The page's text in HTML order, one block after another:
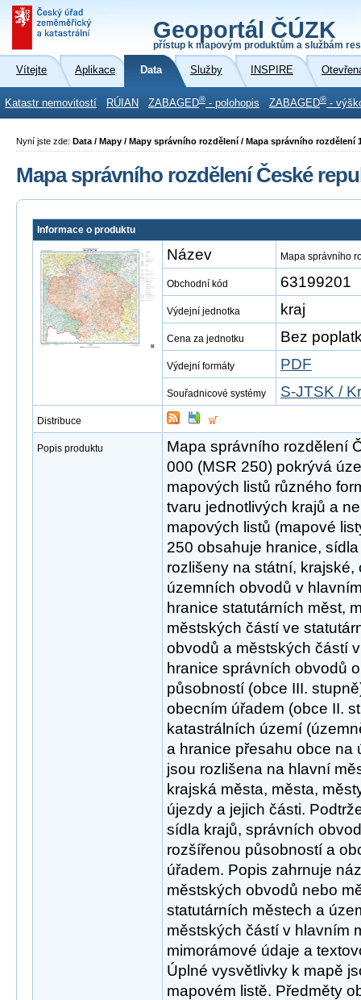
Geoportál ČÚZK
přístup k mapovým produktům a službám
Vítejte Aplikace Data Služby INSPIRE
Katastr nemovitostí RÚIAN ZABAGED® - polohopis ZABAGED® -
Nyní jste zde: Data / Mapy / Mapy správního rozdělení / Mapa správního rozdělení
Mapa správního rozdělení České
Informace o produktu
Název Mapa správního
Obchodní kód 63199201
Výdejní jednotka kraj
Cena za jednotku Bez
Výdejní formáty PDF
Souřadnicové systémy S-JTSK /
Distribuce
Popis produktu
Mapa správního rozdělení
000 (MSR 250) pokrývá
mapových listů různého
tvaru jednotlivých krajů a
mapových listů (mapové
250 obsahuje hranice,
rozlišeny na státní, krajské,
územních obvodů v
hranice statutárních měst,
městských částí ve
obvodů a městských částí
hranice správních obvodů
působností (obce III.
obecním úřadem (obce II.
katastrálních území
a hranice přesahu obce na
jsou rozlišena na hlavní
krajská města, města,
újezdy a jejich části.
sídla krajů, správních
rozšířenou působností a
úřadem. Popis zahrnuje
městských obvodů nebo
statutárních městech a
městských částí v hlavním
mimorámové údaje a
Úplné vysvětlivky k mapě
mapovém listě. Předměty